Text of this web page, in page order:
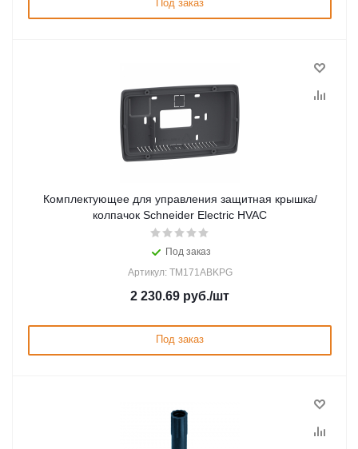
Под заказ
Комплектующее для управления защитная крышка/
колпачок Schneider Electric HVAC
Под заказ
Артикул: TM171ABKPG
2 230.69 руб./шт
Под заказ